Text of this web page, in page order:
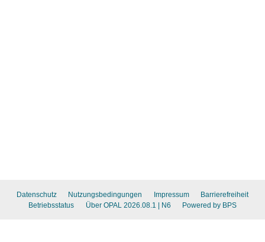
Datenschutz Nutzungsbedingungen Impressum
Barrierefreiheit
Betriebsstatus
Über OPAL 2026.08.1 | N6 Powered by BPS